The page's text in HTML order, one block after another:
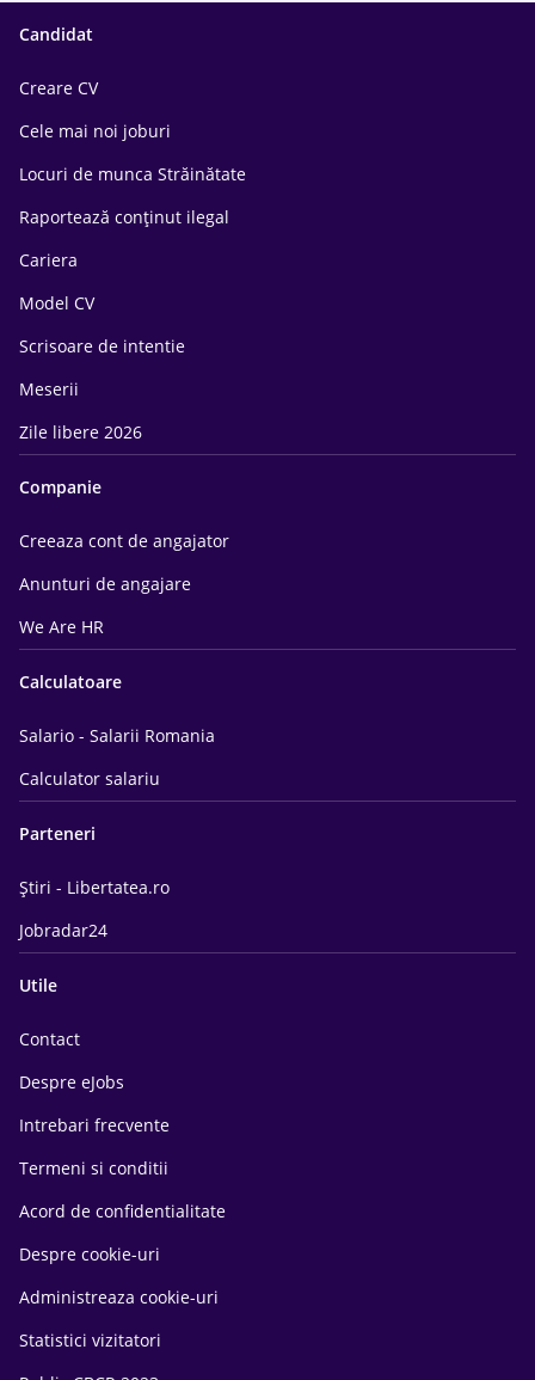
Candidat
Creare CV
Cele mai noi joburi
Locuri de munca Străinătate
Raportează conținut ilegal
Cariera
Model CV
Scrisoare de intentie
Meserii
Zile libere 2026
Companie
Creeaza cont de angajator
Anunturi de angajare
We Are HR
Calculatoare
Salario - Salarii Romania
Calculator salariu
Parteneri
Știri - Libertatea.ro
Jobradar24
Utile
Contact
Despre eJobs
Intrebari frecvente
Termeni si conditii
Acord de confidentialitate
Despre cookie-uri
Administreaza cookie-uri
Statistici vizitatori